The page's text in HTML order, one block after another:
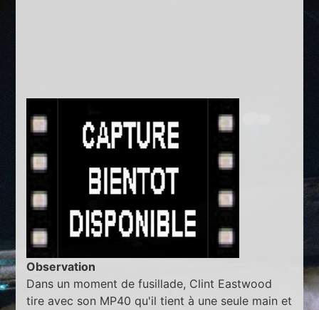
Observation
Dans un moment de fusillade, Clint Eastwood
tire avec son MP40 qu'il tient à une seule main et